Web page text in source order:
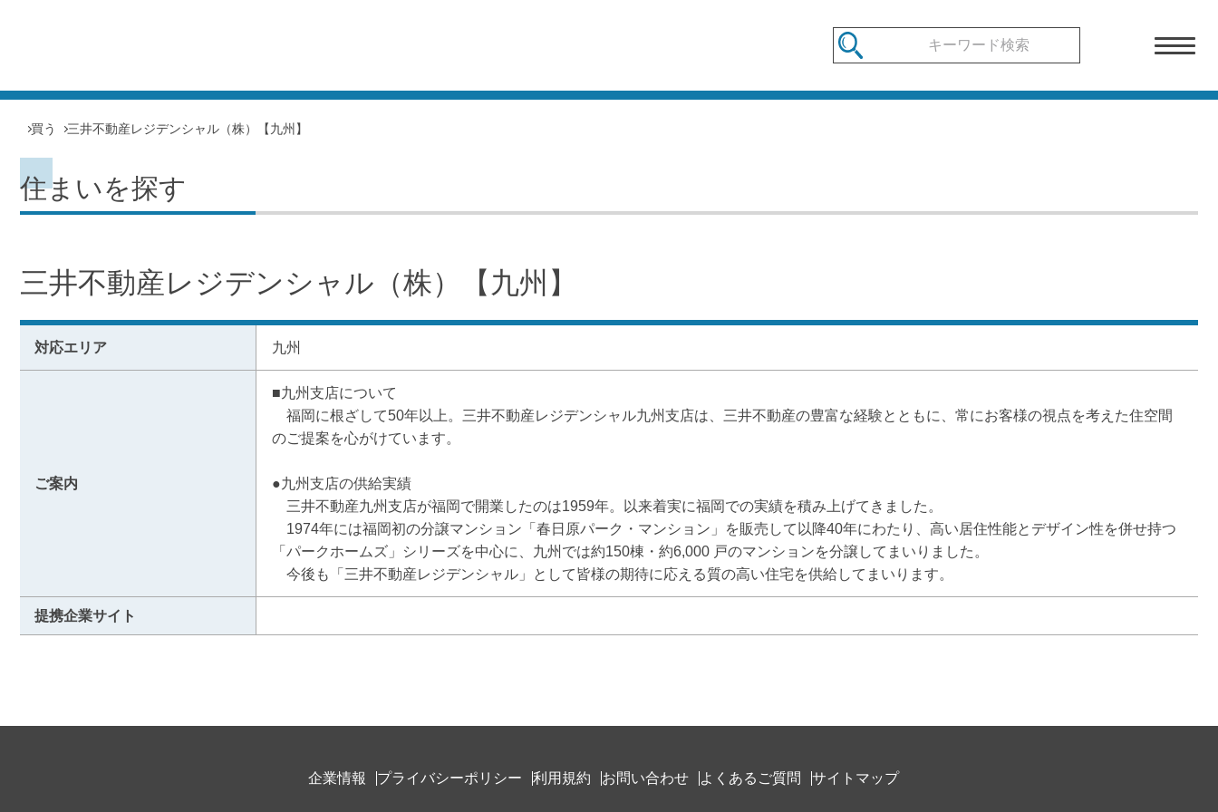
買う 三井不動産レジデンシャル（株）【九州】
住まいを探す
三井不動産レジデンシャル（株）【九州】
対応エリア 九州
ご案内
■九州支店について
福岡に根ざして50年以上。三井不動産レジデンシャル九州支店は、三井不動産の豊富な経験とともに、常にお客様の視点を考えた住空間
のご提案を心がけています。
●九州支店の供給実績
三井不動産九州支店が福岡で開業したのは1959年。以来着実に福岡での実績を積み上げてきました。
1974年には福岡初の分譲マンション「春日原パーク・マンション」を販売して以降40年にわたり、高い居住性能とデザイン性を併せ持つ
「パークホームズ」シリーズを中心に、九州では約150棟・約6,000 戸のマンションを分譲してまいりました。
今後も「三井不動産レジデンシャル」として皆様の期待に応える質の高い住宅を供給してまいります。
提携企業サイト
企業情報 プライバシーポリシー 利用規約 お問い合わせ よくあるご質問 サイトマップ